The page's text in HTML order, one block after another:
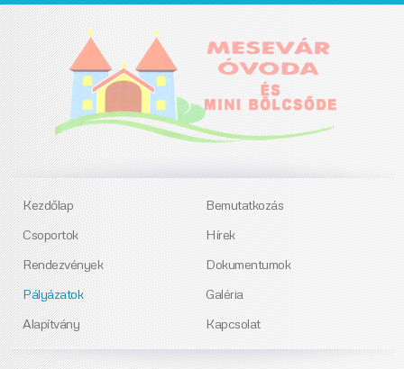
Kezdőlap
Bemutatkozás
Csoportok
Hírek
Rendezvények
Dokumentumok
Pályázatok
Galéria
Alapítvány
Kapcsolat